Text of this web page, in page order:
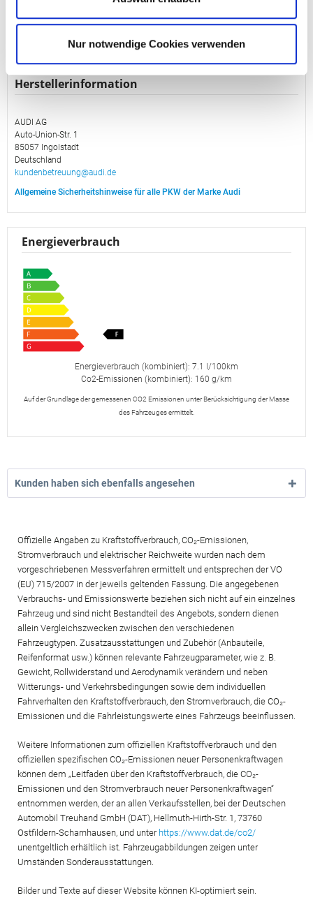
Nur notwendige Cookies verwenden
4717 cm
Vorbesitzer
1
Aktualisiert am
06.08.2026
Audi Zentrum Potsdam
Herstellerinformation
AUDI AG
Auto-Union-Str. 1
85057 Ingolstadt
Deutschland
kundenbetreuung@audi.de
Allgemeine Sicherheitshinweise für alle PKW der Marke Audi
Energieverbrauch
Energieverbrauch (kombiniert): 7.1 l/100km
Co2-Emissionen (kombiniert): 160 g/km
Auf der Grundlage der gemessenen CO2 Emissionen unter Berücksichtigung der Masse
des Fahrzeuges ermittelt.
Kunden haben sich ebenfalls angesehen
Offizielle Angaben zu Kraftstoffverbrauch, CO₂-Emissionen,
Stromverbrauch und elektrischer Reichweite wurden nach dem
vorgeschriebenen Messverfahren ermittelt und entsprechen der VO
(EU) 715/2007 in der jeweils geltenden Fassung. Die angegebenen
Verbrauchs- und Emissionswerte beziehen sich nicht auf ein einzelnes
Fahrzeug und sind nicht Bestandteil des Angebots, sondern dienen
allein Vergleichszwecken zwischen den verschiedenen
Fahrzeugtypen. Zusatzausstattungen und Zubehör (Anbauteile,
Reifenformat usw.) können relevante Fahrzeugparameter, wie z. B.
Gewicht, Rollwiderstand und Aerodynamik verändern und neben
Witterungs- und Verkehrsbedingungen sowie dem individuellen
Fahrverhalten den Kraftstoffverbrauch, den Stromverbrauch, die CO₂-
Emissionen und die Fahrleistungswerte eines Fahrzeugs beeinflussen.
Weitere Informationen zum offiziellen Kraftstoffverbrauch und den
offiziellen spezifischen CO₂-Emissionen neuer Personenkraftwagen
können dem „Leitfaden über den Kraftstoffverbrauch, die CO₂-
Emissionen und den Stromverbrauch neuer Personenkraftwagen“
entnommen werden, der an allen Verkaufsstellen, bei der Deutschen
Automobil Treuhand GmbH (DAT), Hellmuth-Hirth-Str. 1, 73760
Ostfildern-Scharnhausen, und unter https://www.dat.de/co2/
unentgeltlich erhältlich ist. Fahrzeugabbildungen zeigen unter
Umständen Sonderausstattungen.
Bilder und Texte auf dieser Website können KI-optimiert sein.